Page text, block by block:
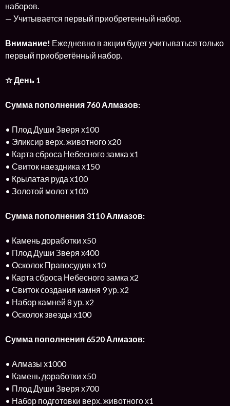
наборов.
— Учитывается первый приобретенный набор.
Внимание! Ежедневно в акции будет учитываться только
первый приобретённый набор.
☆ День 1
Сумма пополнения 760 Алмазов:
• Плод Души Зверя х100
• Эликсир верх. животного х20
• Карта сброса Небесного замка х1
• Свиток наездника х150
• Крылатая руда х100
• Золотой молот х100
Сумма пополнения 3110 Алмазов:
• Камень доработки х50
• Плод Души Зверя х400
• Осколок Правосудия х10
• Карта сброса Небесного замка х2
• Свиток создания камня 9 ур. х2
• Набор камней 8 ур. х2
• Осколок звезды х100
Сумма пополнения 6520 Алмазов:
• Алмазы х1000
• Камень доработки х50
• Плод Души Зверя х700
• Набор подготовки верх. животного х1